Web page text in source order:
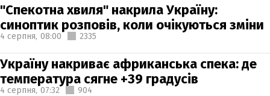
"Спекотна хвиля" накрила Україну:
синоптик розповів, коли очікуються зміни
4 серпня, 08:00 2335
Україну накриває африканська спека: де
температура сягне +39 градусів
4 серпня, 07:32 904